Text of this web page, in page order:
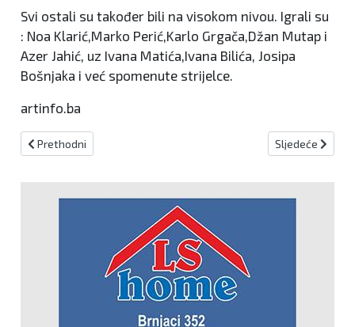
Svi ostali su također bili na visokom nivou. Igrali su
: Noa Klarić,Marko Perić,Karlo Grgača,Džan Mutap i
Azer Jahić, uz Ivana Matića,Ivana Bilića, Josipa
Bošnjaka i već spomenute strijelce.
artinfo.ba
Prethodni članak: Sjajne predstave kadeta i juniora NK Kiseljak
Prethodni Sljedeći
Sljedeće